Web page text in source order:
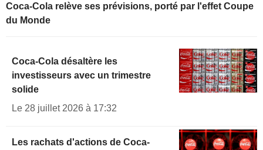
Coca-Cola relève ses prévisions, porté par l'effet Coupe
du Monde
Coca-Cola désaltère les
investisseurs avec un trimestre
solide
Le 28 juillet 2026 à 17:32
Les rachats d'actions de Coca-